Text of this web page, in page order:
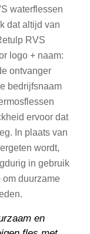
waterflessen
dat altijd van
RVS
logo + naam:
ontvanger
bedrijfsnaam
ervoor dat
In plaats van
wordt,
in gebruik
om duurzame
en